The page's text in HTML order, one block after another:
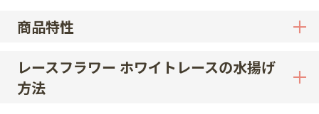
商品特性
レースフラワー ホワイトレースの水揚げ
方法